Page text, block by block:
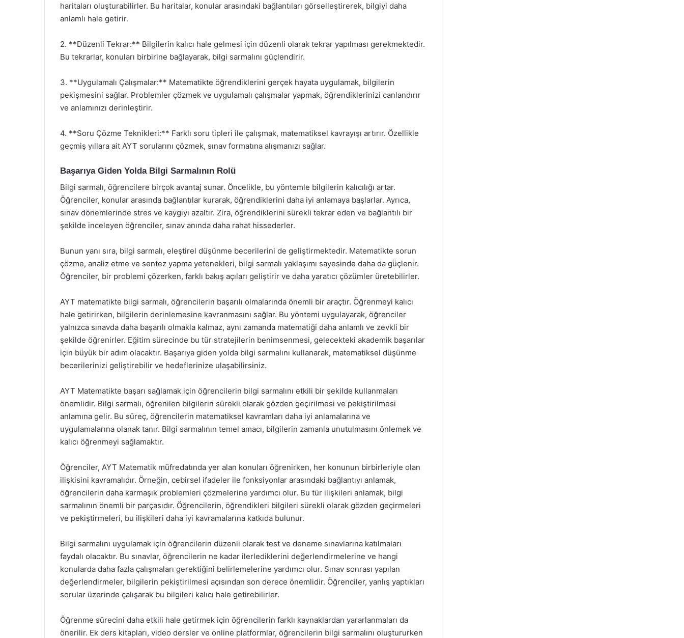
haritaları oluşturabilirler. Bu haritalar, konular arasındaki bağlantıları görselleştirerek, bilgiyi daha
anlamlı hale getirir.
2. **Düzenli Tekrar:** Bilgilerin kalıcı hale gelmesi için düzenli olarak tekrar yapılması gerekmektedir.
Bu tekrarlar, konuları birbirine bağlayarak, bilgi sarmalını güçlendirir.
3. **Uygulamalı Çalışmalar:** Matematikte öğrendiklerini gerçek hayata uygulamak, bilgilerin
pekişmesini sağlar. Problemler çözmek ve uygulamalı çalışmalar yapmak, öğrendiklerinizi canlandırır
ve anlamınızı derinleştirir.
4. **Soru Çözme Teknikleri:** Farklı soru tipleri ile çalışmak, matematiksel kavrayışı artırır. Özellikle
geçmiş yıllara ait AYT sorularını çözmek, sınav formatına alışmanızı sağlar.
Başarıya Giden Yolda Bilgi Sarmalının Rolü
Bilgi sarmalı, öğrencilere birçok avantaj sunar. Öncelikle, bu yöntemle bilgilerin kalıcılığı artar.
Öğrenciler, konular arasında bağlantılar kurarak, öğrendiklerini daha iyi anlamaya başlarlar. Ayrıca,
sınav dönemlerinde stres ve kaygıyı azaltır. Zira, öğrendiklerini sürekli tekrar eden ve bağlantılı bir
şekilde inceleyen öğrenciler, sınav anında daha rahat hissederler.
Bunun yanı sıra, bilgi sarmalı, eleştirel düşünme becerilerini de geliştirmektedir. Matematikte sorun
çözme, analiz etme ve sentez yapma yetenekleri, bilgi sarmalı yaklaşımı sayesinde daha da güçlenir.
Öğrenciler, bir problemi çözerken, farklı bakış açıları geliştirir ve daha yaratıcı çözümler üretebilirler.
AYT matematikte bilgi sarmalı, öğrencilerin başarılı olmalarında önemli bir araçtır. Öğrenmeyi kalıcı
hale getirirken, bilgilerin derinlemesine kavranmasını sağlar. Bu yöntemi uygulayarak, öğrenciler
yalnızca sınavda daha başarılı olmakla kalmaz, aynı zamanda matematiği daha anlamlı ve zevkli bir
şekilde öğrenirler. Eğitim sürecinde bu tür stratejilerin benimsenmesi, gelecekteki akademik başarılar
için büyük bir adım olacaktır. Başarıya giden yolda bilgi sarmalını kullanarak, matematiksel düşünme
becerilerinizi geliştirebilir ve hedeflerinize ulaşabilirsiniz.
AYT Matematikte başarı sağlamak için öğrencilerin bilgi sarmalını etkili bir şekilde kullanmaları
önemlidir. Bilgi sarmalı, öğrenilen bilgilerin sürekli olarak gözden geçirilmesi ve pekiştirilmesi
anlamına gelir. Bu süreç, öğrencilerin matematiksel kavramları daha iyi anlamalarına ve
uygulamalarına olanak tanır. Bilgi sarmalının temel amacı, bilgilerin zamanla unutulmasını önlemek ve
kalıcı öğrenmeyi sağlamaktır.
Öğrenciler, AYT Matematik müfredatında yer alan konuları öğrenirken, her konunun birbirleriyle olan
ilişkisini kavramalıdır. Örneğin, cebirsel ifadeler ile fonksiyonlar arasındaki bağlantıyı anlamak,
öğrencilerin daha karmaşık problemleri çözmelerine yardımcı olur. Bu tür ilişkileri anlamak, bilgi
sarmalının önemli bir parçasıdır. Öğrencilerin, öğrendikleri bilgileri sürekli olarak gözden geçirmeleri
ve pekiştirmeleri, bu ilişkileri daha iyi kavramalarına katkıda bulunur.
Bilgi sarmalını uygulamak için öğrencilerin düzenli olarak test ve deneme sınavlarına katılmaları
faydalı olacaktır. Bu sınavlar, öğrencilerin ne kadar ilerlediklerini değerlendirmelerine ve hangi
konularda daha fazla çalışmaları gerektiğini belirlemelerine yardımcı olur. Sınav sonrası yapılan
değerlendirmeler, bilgilerin pekiştirilmesi açısından son derece önemlidir. Öğrenciler, yanlış yaptıkları
sorular üzerinde çalışarak bu bilgileri kalıcı hale getirebilirler.
Öğrenme sürecini daha etkili hale getirmek için öğrencilerin farklı kaynaklardan yararlanmaları da
önerilir. Ek ders kitapları, video dersler ve online platformlar, öğrencilerin bilgi sarmalını oluştururken